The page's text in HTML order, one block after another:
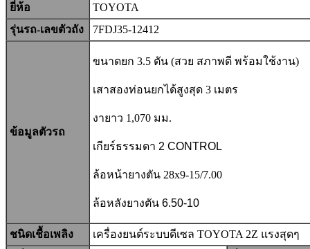
ยี่ห้อ
TOYOTA
รุ่นรถ-เลขตัวถัง
7FDJ35-12412
ข้อมูลตัวรถ
ขนาดยก 3.5 ตัน (สวย สภาพดี พร้อมใช้งาน)
เสาสองท่อนยกได้สูงสุด 3 เมตร
งายาว 1,070 มม.
เกียร์ธรรมดา 2 CONTROL
ล้อหน้ายางตัน 28x9-15/7.00
ล้อหลังยางตัน 6.50-10
ชนิดเชื้อเพลิง
เครื่องยนต์ระบบดีเซล TOYOTA 2Z แรงสุดๆ